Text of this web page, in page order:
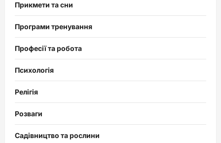
Прикмети та сни
Програми тренування
Професії та робота
Психологія
Релігія
Розваги
Садівництво та рослини